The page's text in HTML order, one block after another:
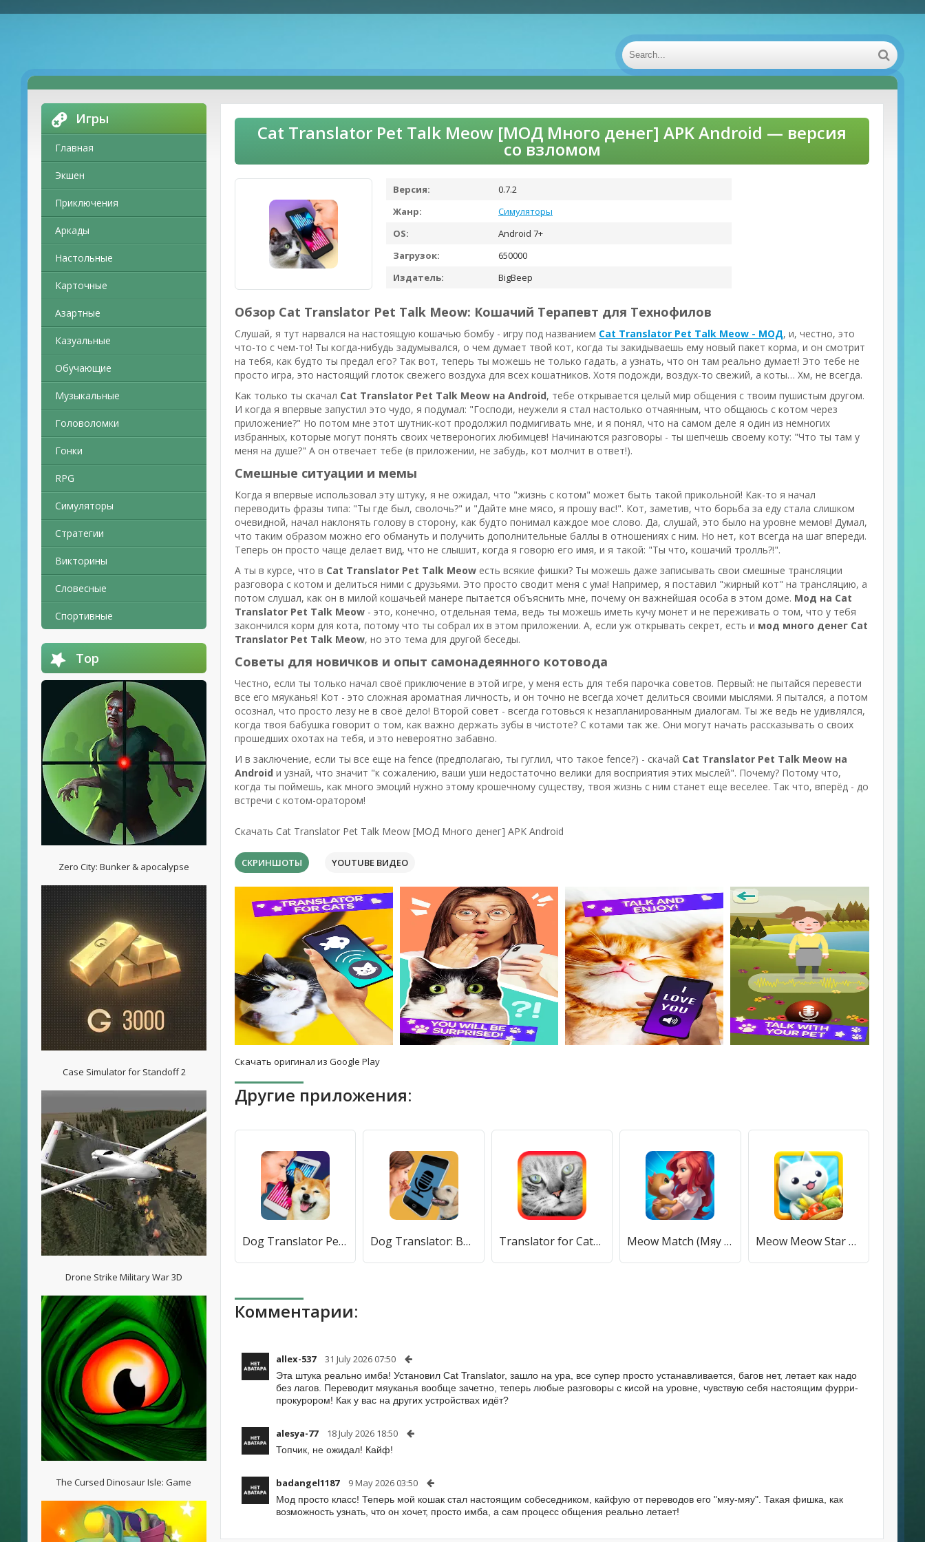
Игры
Главная
Экшен
Приключения
Аркады
Настольные
Карточные
Азартные
Казуальные
Обучающие
Музыкальные
Головоломки
Гонки
RPG
Симуляторы
Стратегии
Викторины
Словесные
Спортивные
Top
Zero City: Bunker & apocalypse
Case Simulator for Standoff 2
Drone Strike Military War 3D
The Cursed Dinosaur Isle: Game
Cat Translator Pet Talk Meow [МОД Много денег] APK Android — версия
со взломом
Версия:
0.7.2
Жанр:
Симуляторы
OS:
Android 7+
Загрузок:
650000
Издатель:
BigBeep
Обзор Cat Translator Pet Talk Meow: Кошачий Терапевт для Технофилов
Слушай, я тут нарвался на настоящую кошачью бомбу - игру под названием Cat Translator Pet Talk Meow - МОД, и, честно, это
что-то с чем-то! Ты когда-нибудь задумывался, о чем думает твой кот, когда ты закидываешь ему новый пакет корма, и он смотрит
на тебя, как будто ты предал его? Так вот, теперь ты можешь не только гадать, а узнать, что он там реально думает! Это тебе не
просто игра, это настоящий глоток свежего воздуха для всех кошатников. Хотя подожди, воздух-то свежий, а коты… Хм, не всегда.
Как только ты скачал Cat Translator Pet Talk Meow на Android, тебе открывается целый мир общения с твоим пушистым другом.
И когда я впервые запустил это чудо, я подумал: "Господи, неужели я стал настолько отчаянным, что общаюсь с котом через
приложение?" Но потом мне этот шутник-кот продолжил подмигивать мне, и я понял, что на самом деле я один из немногих
избранных, которые могут понять своих четвероногих любимцев! Начинаются разговоры - ты шепчешь своему коту: "Что ты там у
меня на душе?" А он отвечает тебе (в приложении, не забудь, кот молчит в ответ!).
Смешные ситуации и мемы
Когда я впервые использовал эту штуку, я не ожидал, что "жизнь с котом" может быть такой прикольной! Как-то я начал
переводить фразы типа: "Ты где был, сволочь?" и "Дайте мне мясо, я прошу вас!". Кот, заметив, что борьба за еду стала слишком
очевидной, начал наклонять голову в сторону, как будто понимал каждое мое слово. Да, слушай, это было на уровне мемов! Думал,
что таким образом можно его обмануть и получить дополнительные баллы в отношениях с ним. Но нет, кот всегда на шаг впереди.
Теперь он просто чаще делает вид, что не слышит, когда я говорю его имя, и я такой: "Ты что, кошачий тролль?!".
А ты в курсе, что в Cat Translator Pet Talk Meow есть всякие фишки? Ты можешь даже записывать свои смешные трансляции
разговора с котом и делиться ними с друзьями. Это просто сводит меня с ума! Например, я поставил "жирный кот" на трансляцию, а
потом слушал, как он в милой кошачьей манере пытается объяснить мне, почему он важнейшая особа в этом доме. Мод на Cat
Translator Pet Talk Meow - это, конечно, отдельная тема, ведь ты можешь иметь кучу монет и не переживать о том, что у тебя
закончился корм для кота, потому что ты собрал их в этом приложении. А, если уж открывать секрет, есть и мод много денег Cat
Translator Pet Talk Meow, но это тема для другой беседы.
Советы для новичков и опыт самонадеянного котовода
Честно, если ты только начал своё приключение в этой игре, у меня есть для тебя парочка советов. Первый: не пытайся перевести
все его мяуканья! Кот - это сложная ароматная личность, и он точно не всегда хочет делиться своими мыслями. Я пытался, а потом
осознал, что просто лезу не в своё дело! Второй совет - всегда готовься к незапланированным диалогам. Ты же ведь не удивлялся,
когда твоя бабушка говорит о том, как важно держать зубы в чистоте? С котами так же. Они могут начать рассказывать о своих
прошедших охотах на тебя, и это невероятно забавно.
И в заключение, если ты все еще на fence (предполагаю, ты гуглил, что такое fence?) - скачай Cat Translator Pet Talk Meow на
Android и узнай, что значит "к сожалению, ваши уши недостаточно велики для восприятия этих мыслей". Почему? Потому что,
когда ты поймешь, как много эмоций нужно этому крошечному существу, твоя жизнь с ним станет еще веселее. Так что, вперёд - до
встречи с котом-оратором!
Скачать Cat Translator Pet Talk Meow [МОД Много денег] APK Android
СКРИНШОТЫ YOUTUBE ВИДЕО
Скачать оригинал из Google Play
Другие приложения:
Dog Translator Pet Speak Talk [МОД Unlocked] APK Android Dog Translator: Bark to Human [МОД Premium] APK Android Translator for Cats Prank [МОД Бесконечные монеты] APK Android Meow Match (Мяу Матч) [МОД Все открыто] APK Android Meow Meow Star Acres (Мяу Мяу Стар Экрес) [МОД Mega Pack] APK Android
Комментарии:
allex-537 31 July 2026 07:50
Эта штука реально имба! Установил Cat Translator, зашло на ура, все супер просто устанавливается, багов нет, летает как надо
без лагов. Переводит мяуканья вообще зачетно, теперь любые разговоры с кисой на уровне, чувствую себя настоящим фурри-
прокурором! Как у вас на других устройствах идёт?
alesya-77 18 July 2026 18:50
Топчик, не ожидал! Кайф!
badangel1187 9 May 2026 03:50
Мод просто класс! Теперь мой кошак стал настоящим собеседником, кайфую от переводов его "мяу-мяу". Такая фишка, как
возможность узнать, что он хочет, просто имба, а сам процесс общения реально летает!